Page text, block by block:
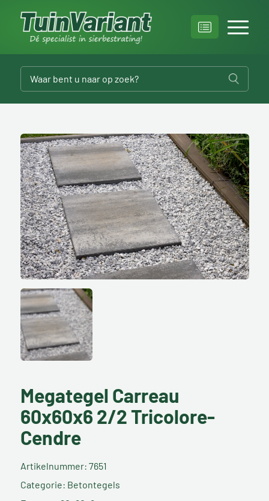
Megategel Carreau
60x60x6 2/2 Tricolore-
Cendre
Artikelnummer: 7651
Categorie: Betontegels